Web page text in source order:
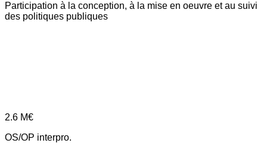
Participation à la conception, à la mise en oeuvre et au suivi
des politiques publiques
2.6 M€
OS/OP interpro.